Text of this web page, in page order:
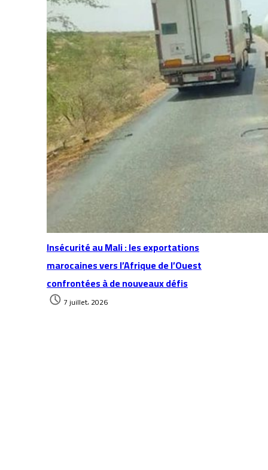
Insécurité au Mali : les exportations
marocaines vers l’Afrique de l’Ouest
confrontées à de nouveaux défis
7 juillet، 2026